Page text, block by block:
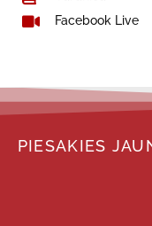
Facebook Live
PIESAKIES